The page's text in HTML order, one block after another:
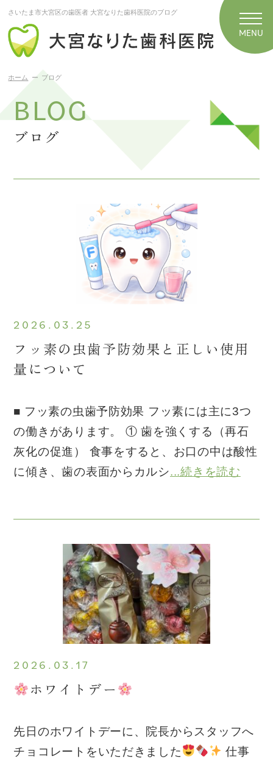
さいたま市大宮区の歯医者 大宮なりた歯科医院のブログ
ホーム ブログ
BLOG
ブログ
2026.03.25
フッ素の虫歯予防効果と正しい使用
量について
■ フッ素の虫歯予防効果 フッ素には主に3つ
の働きがあります。 ① 歯を強くする（再石
灰化の促進） 食事をすると、お口の中は酸性
に傾き、歯の表面からカルシ...続きを読む
2026.03.17
ホワイトデー
先日のホワイトデーに、院長からスタッフへ
チョコレートをいただきました
仕事